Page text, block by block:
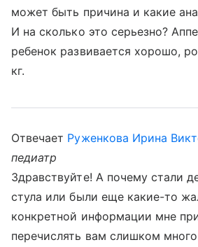
может быть причина и какие
И на сколько это серьезно?
ребенок развивается хорошо,
кг.
Отвечает Руженкова Ирина
педиатр
Здравствуйте! А почему стали
стула или были еще какие-то
конкретной информации мне
перечислять вам слишком